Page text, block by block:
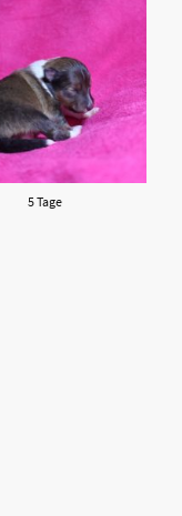
5 Tage